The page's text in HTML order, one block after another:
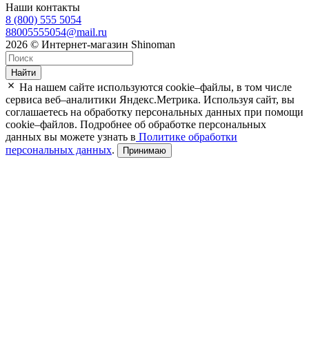
Наши контакты
8 (800) 555 5054
88005555054@mail.ru
2026 © Интернет-магазин Shinoman
Найти
На нашем сайте используются cookie–файлы, в том числе
сервиса веб–аналитики Яндекс.Метрика. Используя сайт, вы
соглашаетесь на обработку персональных данных при помощи
cookie–файлов. Подробнее об обработке персональных
данных вы можете узнать в Политике обработки
персональных данных. Принимаю